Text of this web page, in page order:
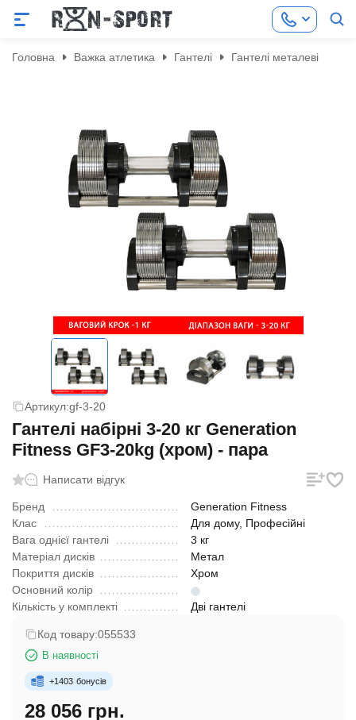
Головна Важка атлетика Гантелі Гантелі металеві
Артикул:gf-3-20
Гантелі набірні 3-20 кг Generation
Fitness GF3-20kg (хром) - пара
Написати відгук
Бренд
Generation Fitness
Клас
Для дому, Професійні
Вага однієї гантелі
3 кг
Матеріал дисків
Метал
Покриття дисків
Хром
Основний колір
Кількість у комплекті
Дві гантелі
Код товару:055533
В наявності
+1403 бонусів
28 056 грн.